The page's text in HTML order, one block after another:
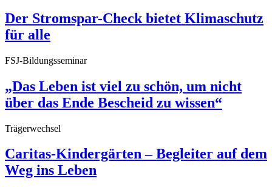
Der Stromspar-Check bietet Klimaschutz
für alle
FSJ-Bildungsseminar
„Das Leben ist viel zu schön, um nicht
über das Ende Bescheid zu wissen“
Trägerwechsel
Caritas-Kindergärten – Begleiter auf dem
Weg ins Leben